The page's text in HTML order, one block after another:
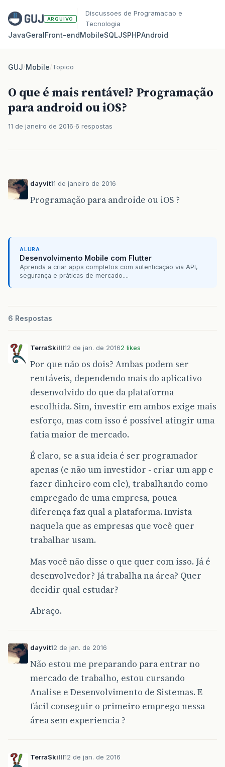
ARQUIVO
Discussoes de Programacao e
Tecnologia
JavaGeralFront‑endMobileSQLJSPHPAndroid
GUJ/Mobile/Topico
O que é mais rentável? Programação
para android ou iOS?
11 de janeiro de 2016 6 respostas
dayvit11 de janeiro de 2016
Programação para androide ou iOS ?
ALURA
Desenvolvimento Mobile com Flutter
Aprenda a criar apps completos com autenticação via API,
segurança e práticas de mercado....
6 Respostas
TerraSkilll12 de jan. de 20162 likes
Por que não os dois? Ambas podem ser
rentáveis, dependendo mais do aplicativo
desenvolvido do que da plataforma
escolhida. Sim, investir em ambos exige mais
esforço, mas com isso é possível atingir uma
fatia maior de mercado.
É claro, se a sua ideia é ser programador
apenas (e não um investidor - criar um app e
fazer dinheiro com ele), trabalhando como
empregado de uma empresa, pouca
diferença faz qual a plataforma. Invista
naquela que as empresas que você quer
trabalhar usam.
Mas você não disse o que quer com isso. Já é
desenvolvedor? Já trabalha na área? Quer
decidir qual estudar?
Abraço.
dayvit12 de jan. de 2016
Não estou me preparando para entrar no
mercado de trabalho, estou cursando
Analise e Desenvolvimento de Sistemas. E
fácil conseguir o primeiro emprego nessa
área sem experiencia ?
TerraSkilll12 de jan. de 2016